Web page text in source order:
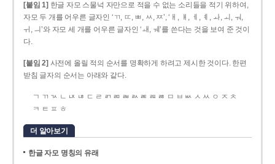
[붙임 1] 한글 자모 스물넉 자만으로 적을 수 없는 소리들을 적기 위하여,
자모 두 개를 어우른 글자인 ‘ㄲ, ㄸ, ㅃ, ㅆ, ㅉ’, ‘ㅐ, ㅒ, ㅔ, ㅖ, ㅘ, ㅚ, ㅝ,
ㅟ, ㅢ’와 자모 세 개를 어우른 글자인 ‘ㅙ, ㅞ’를 쓴다는 것을 보여 준 것이
다.
[붙임 2] 사전에 올릴 적의 순서를 명확하게 하려고 제시한 것이다. 한편
받침 글자의 순서는 아래와 같다.
ㄱ ㄲ ㄳ ㄴ ㄵ ㄶ ㄷ ㄹ ㄺ ㄻ ㄼ ㄽ ㄾ ㄿ ㅀ ㅁ ㅂ ㅄ ㅅ ㅆ ㅇ ㅈ ㅊ
ㅋ ㅌ ㅍ ㅎ
더 알아보기
한글 자모 명칭의 유래